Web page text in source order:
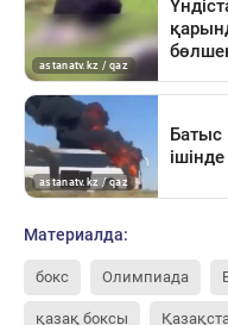
Материалда:
бокс Олимпиада
қазақ боксы